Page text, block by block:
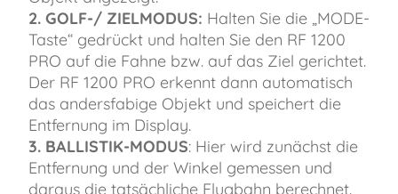
2. GOLF-/ ZIELMODUS: Halten Sie die „MODE-
Taste“ gedrückt und halten Sie den RF 1200
PRO auf die Fahne bzw. auf das Ziel gerichtet.
Der RF 1200 PRO erkennt dann automatisch
das andersfabige Objekt und speichert die
Entfernung im Display.
3. BALLISTIK-MODUS: Hier wird zunächst die
Entfernung und der Winkel gemessen und
daraus die tatsächliche Flugbahn berechnet.